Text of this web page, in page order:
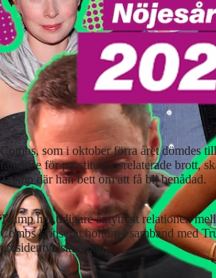
Combs, som i oktober förra året dömdes
fängelse för prostitutionsrelaterade brott,
Trump där han bett om att få bli benådad.
Trump har tidigare antytt att relationen
Combs kritiserat honom i samband med
presidentvalskampanj.